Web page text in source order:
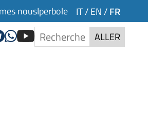
nousIperbole IT/ EN / FR
ALLER